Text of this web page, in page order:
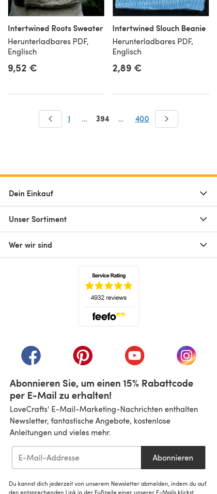
Intertwined Roots Sweater
Herunterladbares PDF,
Englisch
9,52 €
Intertwined Slouch Beanie
Herunterladbares PDF,
Englisch
2,89 €
1 … 394 … 400
Dein Einkauf
Unser Sortiment
Wer wir sind
(öffnet sich in einem neuen Tab)
(öffnet sich in einem neuen Tab)
(öffnet sich in einem
(öffnet
Abonnieren Sie, um einen 15% Rabattcode
per E-Mail zu erhalten!
LoveCrafts' E-Mail-Marketing-Nachrichten enthalten
Newsletter, fantastische Angebote, kostenlose
Anleitungen und vieles mehr.
Abonnieren
Du kannst dich jederzeit von unserem Newsletter abmelden, indem du auf
den entsprechenden Link in der Fußzeile einer unserer E-Mails klickst.